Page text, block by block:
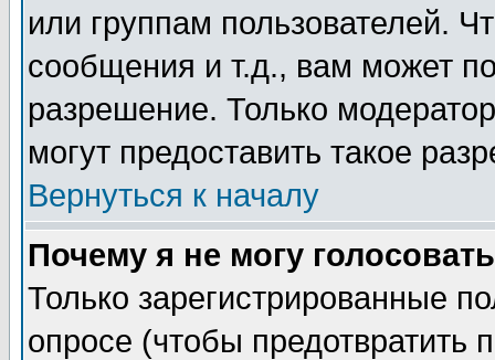
или группам пользователей.
сообщения и т.д., вам может
разрешение. Только
могут предоставить такое
Вернуться к началу
Почему я не могу
Только зарегистрированные
опросе (чтобы предотвратить